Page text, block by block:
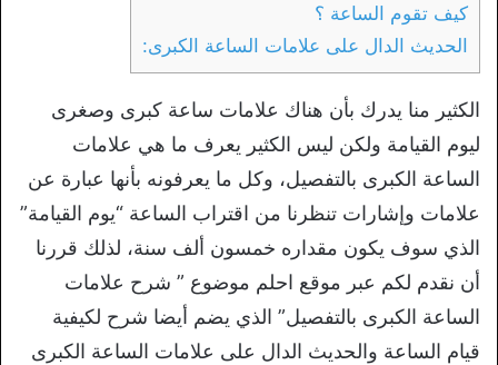
كيف تقوم الساعة ؟
الحديث الدال على علامات الساعة الكبرى:
الكثير منا يدرك بأن هناك علامات ساعة كبرى وصغرى
ليوم القيامة ولكن ليس الكثير يعرف ما هي علامات
الساعة الكبرى بالتفصيل، وكل ما يعرفونه بأنها عبارة عن
علامات وإشارات تنظرنا من اقتراب الساعة “يوم القيامة”
الذي سوف يكون مقداره خمسون ألف سنة، لذلك قررنا
أن نقدم لكم عبر موقع احلم موضوع ” شرح علامات
الساعة الكبرى بالتفصيل” الذي يضم أيضا شرح لكيفية
قيام الساعة والحديث الدال على علامات الساعة الكبرى